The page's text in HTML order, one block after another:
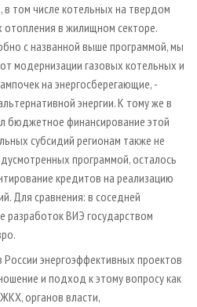
том числе котельных на твердом
в жилищном секторе.
с названной выше программой, мы
модернизации газовых котельных и
на энергосберегающие, -
энергии. К тому же в
бюджетное финансирование этой
субсидий регионам также не
программой, осталось
кредитов на реализацию
Для сравнения: в соседней
разработок ВИЭ государством
энергоэффективных проектов
и подход к этому вопросу как
органов власти,